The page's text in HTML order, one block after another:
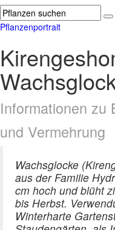
Pflanzenportrait
Informationen zu
und Vermehrung
Wachsglocke
aus der Familie
cm hoch und blüht
bis Herbst.
Winterharte